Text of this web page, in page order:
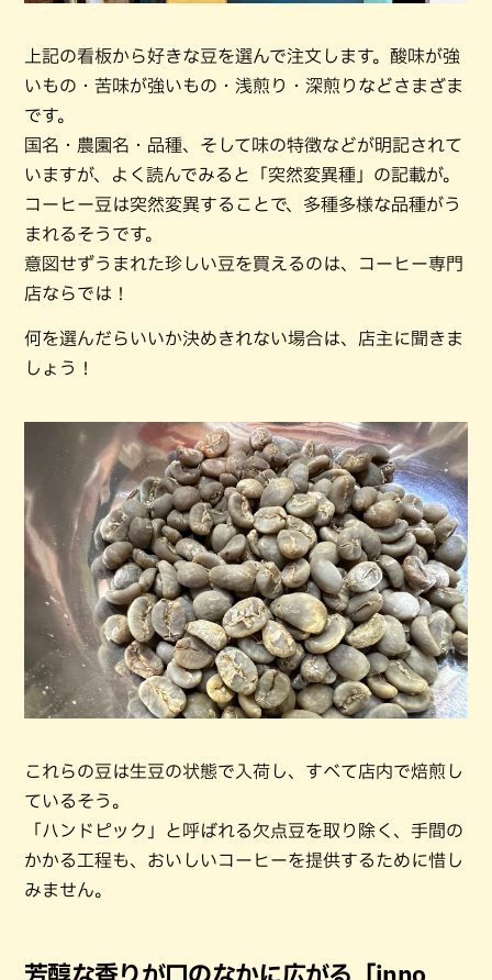
上記の看板から好きな豆を選んで注文します。酸味が強
いもの・苦味が強いもの・浅煎り・深煎りなどさまざま
です。
国名・農園名・品種、そして味の特徴などが明記されて
いますが、よく読んでみると「突然変異種」の記載が。
コーヒー豆は突然変異することで、多種多様な品種がう
まれるそうです。
意図せずうまれた珍しい豆を買えるのは、コーヒー専門
店ならでは！
何を選んだらいいか決めきれない場合は、店主に聞きま
しょう！
これらの豆は生豆の状態で入荷し、すべて店内で焙煎し
ているそう。
「ハンドピック」と呼ばれる欠点豆を取り除く、手間の
かかる工程も、おいしいコーヒーを提供するために惜し
みません。
芳醇な香りが口のなかに広がる「inno